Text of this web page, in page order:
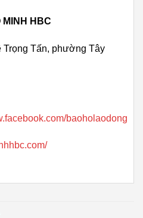
MINH HBC
Trọng Tấn, phường Tây
baoholaodong